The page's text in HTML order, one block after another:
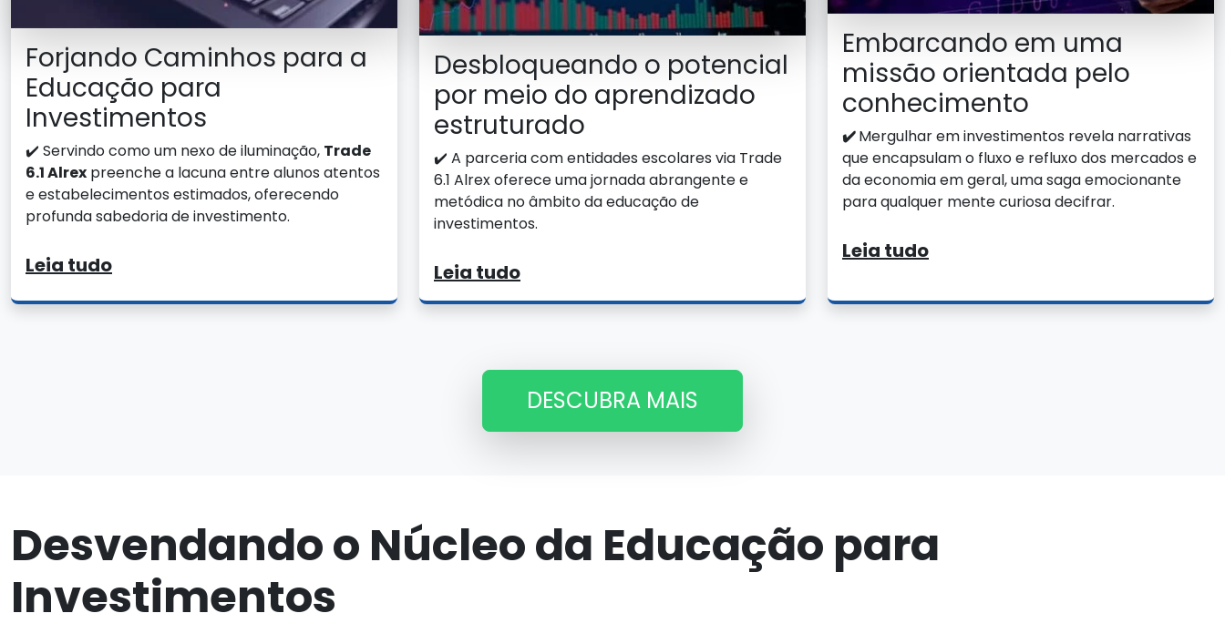
Forjando Caminhos para a
Educação para
Investimentos
✔️ Servindo como um nexo de iluminação, Trade
6.1 Alrex preenche a lacuna entre alunos atentos
e estabelecimentos estimados, oferecendo
profunda sabedoria de investimento.
Leia tudo
Desbloqueando o potencial
por meio do aprendizado
estruturado
✔️ A parceria com entidades escolares via Trade
6.1 Alrex oferece uma jornada abrangente e
metódica no âmbito da educação de
investimentos.
Leia tudo
Embarcando em uma
missão orientada pelo
conhecimento
✔️Mergulhar em investimentos revela narrativas
que encapsulam o fluxo e refluxo dos mercados e
da economia em geral, uma saga emocionante
para qualquer mente curiosa decifrar.
Leia tudo
DESCUBRA MAIS
Desvendando o Núcleo da Educação para
Investimentos